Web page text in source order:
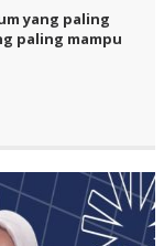
yang paling
paling mampu